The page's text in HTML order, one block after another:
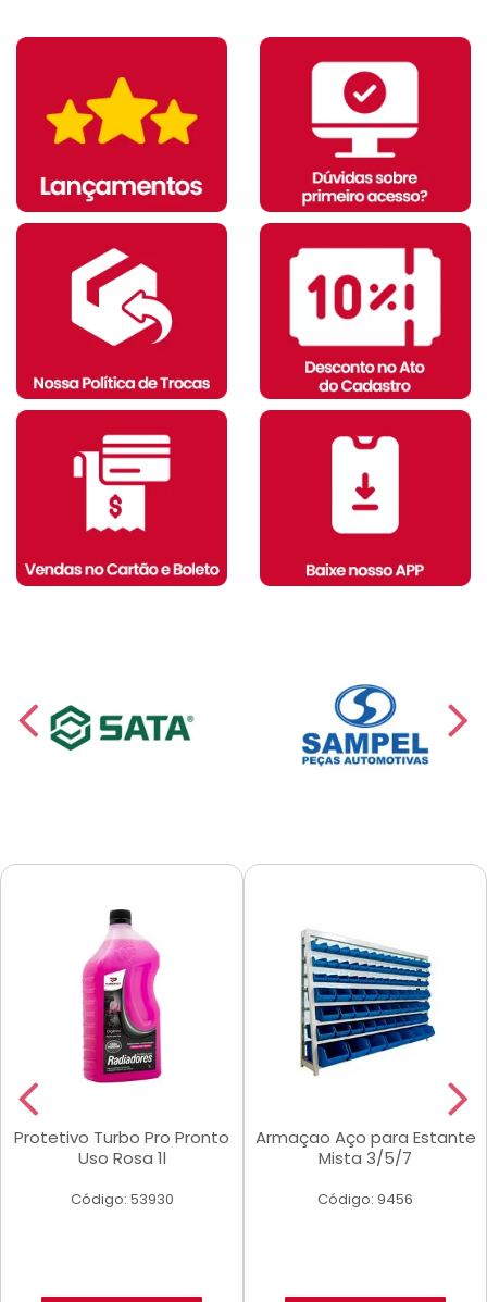
Protetivo Turbo Pro Pronto
Uso Rosa 1l
Código: 53930
Armaçao Aço para Estante
Mista 3/5/7
Código: 9456